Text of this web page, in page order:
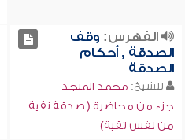
الفهرس: وقف
الصدقة , أحكام
الصدقة
للشيخ: محمد المنجد
جزء من محاضرة ( صدقة نقية
من نفس تقية)